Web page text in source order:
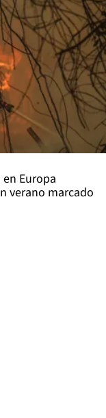
Europa
verano marcado